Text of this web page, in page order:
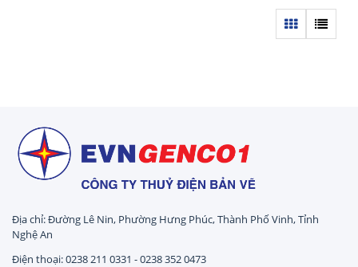
Địa chỉ: Đường Lê Nin, Phường Hưng Phúc, Thành Phố Vinh, Tỉnh
Nghệ An
Điện thoại: 0238 211 0331 - 0238 352 0473